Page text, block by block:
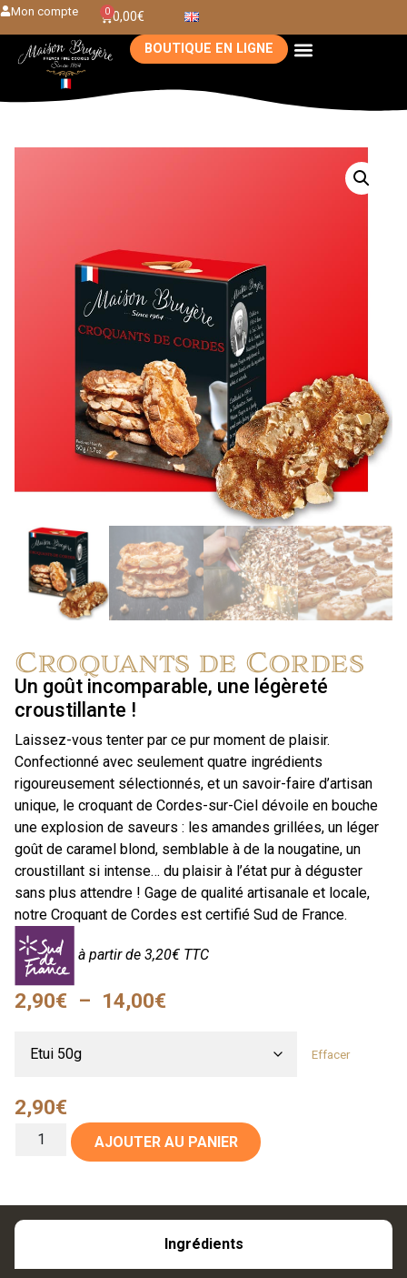
Mon compte 0,00€
0
BOUTIQUE EN LIGNE
Croquants de Cordes
Un goût incomparable, une légèreté
croustillante !
Laissez-vous tenter par ce pur moment de plaisir.
Confectionné avec seulement quatre ingrédients
rigoureusement sélectionnés, et un savoir-faire d’artisan
unique, le croquant de Cordes-sur-Ciel dévoile en bouche
une explosion de saveurs : les amandes grillées, un léger
goût de caramel blond, semblable à de la nougatine, un
croustillant si intense… du plaisir à l’état pur à déguster
sans plus attendre ! Gage de qualité artisanale et locale,
notre Croquant de Cordes est certifié Sud de France.
à partir de 3,20€ TTC
2,90€ – 14,00€
Effacer
2,90€
AJOUTER AU PANIER
Ingrédients